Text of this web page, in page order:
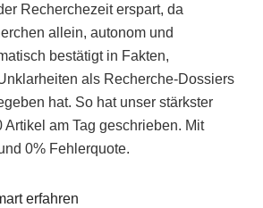
Recherchezeit erspart, da
allein, autonom und
bestätigt in Fakten,
als Recherche-Dossiers
hat. So hat unser stärkster
Artikel am Tag geschrieben. Mit
0% Fehlerquote.
erfahren